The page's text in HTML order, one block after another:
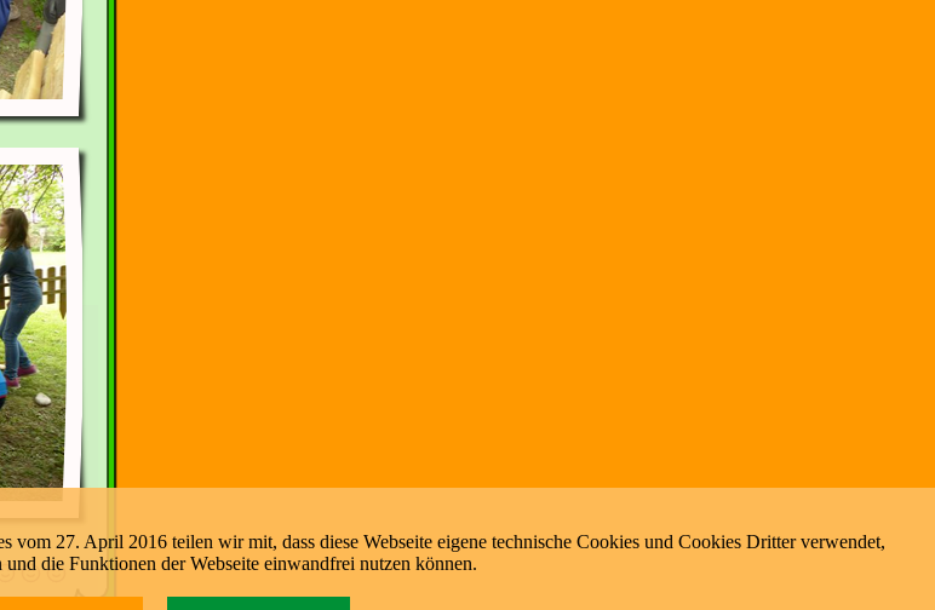
vom 27. April 2016 teilen wir mit, dass diese Webseite eigene technische Cookies und Cookies Dritter verwendet,
die Funktionen der Webseite einwandfrei nutzen können.